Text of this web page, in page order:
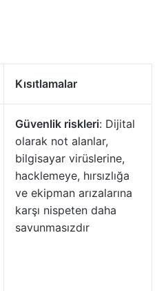
Kısıtlamalar
Güvenlik riskleri: Dijital
olarak not alanlar,
bilgisayar virüslerine,
hacklemeye, hırsızlığa
ve ekipman arızalarına
karşı nispeten daha
savunmasızdır